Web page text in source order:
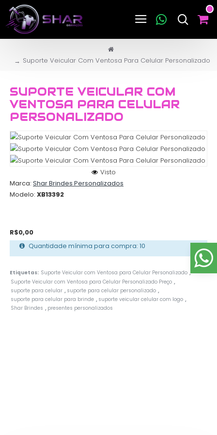
Suporte Veicular Com Ventosa Para Celular Personalizado
SUPORTE VEICULAR COM
VENTOSA PARA CELULAR
PERSONALIZADO
Marca: Shar Brindes Personalizados
Modelo: XB13392
Visto
R$0,00
Quantidade mínima para compra: 10
Etiquetas: Suporte Veicular com Ventosa para Celular Personalizado ,
Suporte Veicular com Ventosa para Celular Personalizado Preço ,
suporte para celular , suporte para celular personalizado ,
suporte para celular para brinde , suporte veicular celular com logo ,
Shar Brindes , presentes personalizados